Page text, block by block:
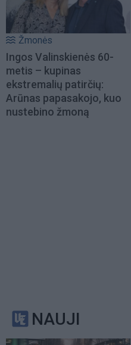
Žmonės
Ingos Valinskienės 60-
metis – kupinas
ekstremalių patirčių:
Arūnas papasakojo, kuo
nustebino žmoną
NAUJI